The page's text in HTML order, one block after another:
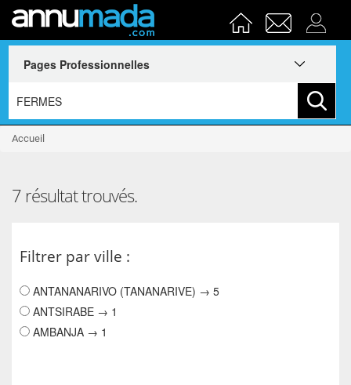
Accueil
7 résultat trouvés.
Filtrer par ville :
ANTANANARIVO (TANANARIVE) → 5
ANTSIRABE → 1
AMBANJA → 1